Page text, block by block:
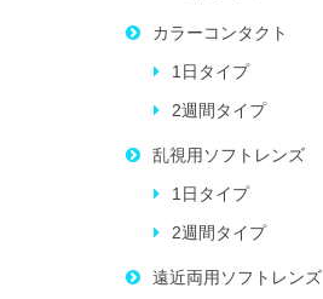
カラーコンタクト
1日タイプ
2週間タイプ
乱視用ソフトレンズ
1日タイプ
2週間タイプ
遠近両用ソフトレンズ